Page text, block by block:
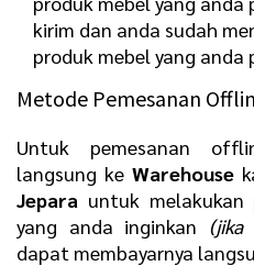
kirim dan anda sudah
produk mebel yang anda
Metode Pemesanan
Untuk pemesanan
langsung keWarehouse
Jepara untuk melakukan
yang anda inginkan (jika
dapat membayarnya